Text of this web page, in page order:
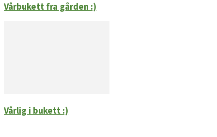
Vårbukett fra gården :)
Vårlig i bukett :)